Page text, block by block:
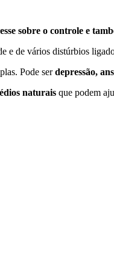
sobre o controle e
e de vários distúrbios
Pode serdepressão,
naturais que podem